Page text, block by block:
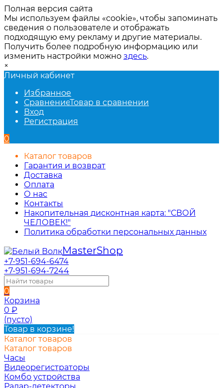
Полная версия сайта
Мы используем файлы «cookie», чтобы запоминать
сведения о пользователе и отображать
подходящую ему рекламу и другие материалы.
Получить более подробную информацию или
изменить настройки можно здесь.
×
Личный кабинет
Избранное
СравнениеТовар в сравнении
Вход
Регистрация
0
Каталог товаров
Гарантия и возврат
Доставка
Оплата
О нас
Контакты
Накопительная дисконтная карта: "СВОЙ
ЧЕЛОВЕК!"
Политика обработки персональных данных
MasterShop
+7-951-694-6474
+7-951-694-7244
0
Корзина
0 ₽
(пусто)
Товар в корзине!
Каталог товаров
Каталог товаров
Часы
Видеорегистраторы
Комбо устройства